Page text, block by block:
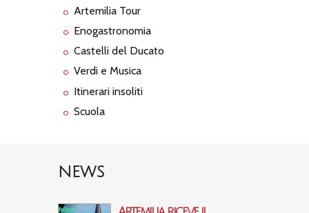
Artemilia Tour
Enogastronomia
Castelli del Ducato
Verdi e Musica
Itinerari insoliti
Scuola
NEWS